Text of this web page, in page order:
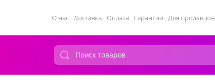
О нас Доставка Оплата Гарантии Для продавцов